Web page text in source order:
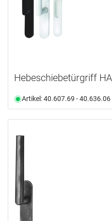
Hebeschiebetürgriff
Artikel: 40.607.69 - 40.636.06